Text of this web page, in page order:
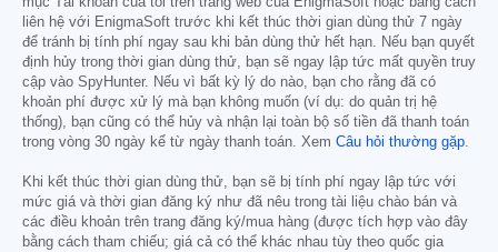
liên hệ với EnigmaSoft trước khi kết thúc thời gian dùng thử 7 ngày
để tránh bị tính phí ngay sau khi bản dùng thử hết hạn. Nếu bạn quyết
định hủy trong thời gian dùng thử, bạn sẽ ngay lập tức mất quyền truy
cập vào SpyHunter. Nếu vì bất kỳ lý do nào, bạn cho rằng đã có
khoản phí được xử lý mà bạn không muốn (ví dụ: do quản trị hệ
thống), bạn cũng có thể hủy và nhận lại toàn bộ số tiền đã thanh toán
trong vòng 30 ngày kể từ ngày thanh toán. Xem Câu hỏi thường gặp.
Khi kết thúc thời gian dùng thử, bạn sẽ bị tính phí ngay lập tức với
mức giá và thời gian đăng ký như đã nêu trong tài liệu chào bán và
các điều khoản trên trang đăng ký/mua hàng (được tích hợp vào đây
bằng cách tham chiếu; giá cả có thể khác nhau tùy theo quốc gia